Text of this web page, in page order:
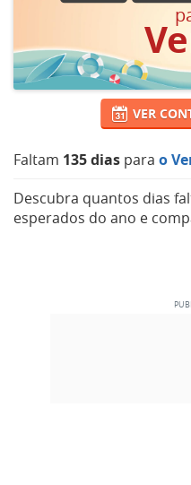
VER
Faltam 135 dias para o
Descubra quantos dias
esperados do ano e